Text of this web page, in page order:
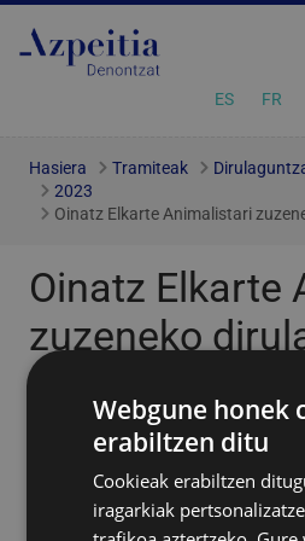
ES FR
Hasiera Tramiteak
2023
Oinatz Elkarte Animalistari
Oinatz Elkarte
zuzeneko
ematea
Oinatz Elkarte Animalistari
kontrolatzeko egitasmo bat
zuzena ematea.
Webgune honek
erabiltzen ditu
Cookieak erabiltzen
iragarkiak